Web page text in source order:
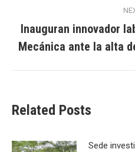
Inauguran innovador
Mecánica ante la alta
Related Posts
Sede